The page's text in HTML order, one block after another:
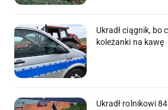
Ukradł ciągnik, bo
koleżanki na kawę
Ukradł rolnikowi